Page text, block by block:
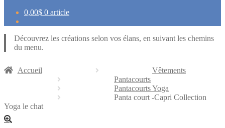
0,00$ 0 article
Découvrez les créations selon vos élans, en suivant les chemins
du menu.
Accueil
Vêtements
Pantacourts
Pantacourts Yoga
Panta court -Capri Collection
Yoga le chat